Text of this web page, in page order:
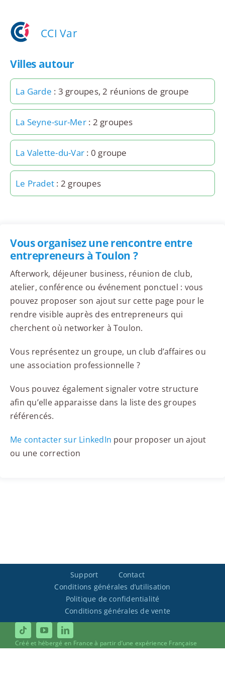
CCI Var
Villes autour
La Garde : 3 groupes, 2 réunions de groupe
La Seyne-sur-Mer: 2 groupes
La Valette-du-Var : 0 groupe
Le Pradet : 2 groupes
Vous organisez une rencontre entre
entrepreneurs à Toulon ?
Afterwork, déjeuner business, réunion de club,
atelier, conférence ou événement ponctuel : vous
pouvez proposer son ajout sur cette page pour le
rendre visible auprès des entrepreneurs qui
cherchent où networker à Toulon.
Vous représentez un groupe, un club d’affaires ou
une association professionnelle ?
Vous pouvez également signaler votre structure
afin qu’elle apparaisse dans la liste des groupes
référencés.
Me contacter sur LinkedIn pour proposer un ajout
ou une correction
Support
Contact
Conditions générales d’utilisation
Politique de confidentialité
Conditions générales de vente
Créé et hébergé en France à partir d’une expérience Française